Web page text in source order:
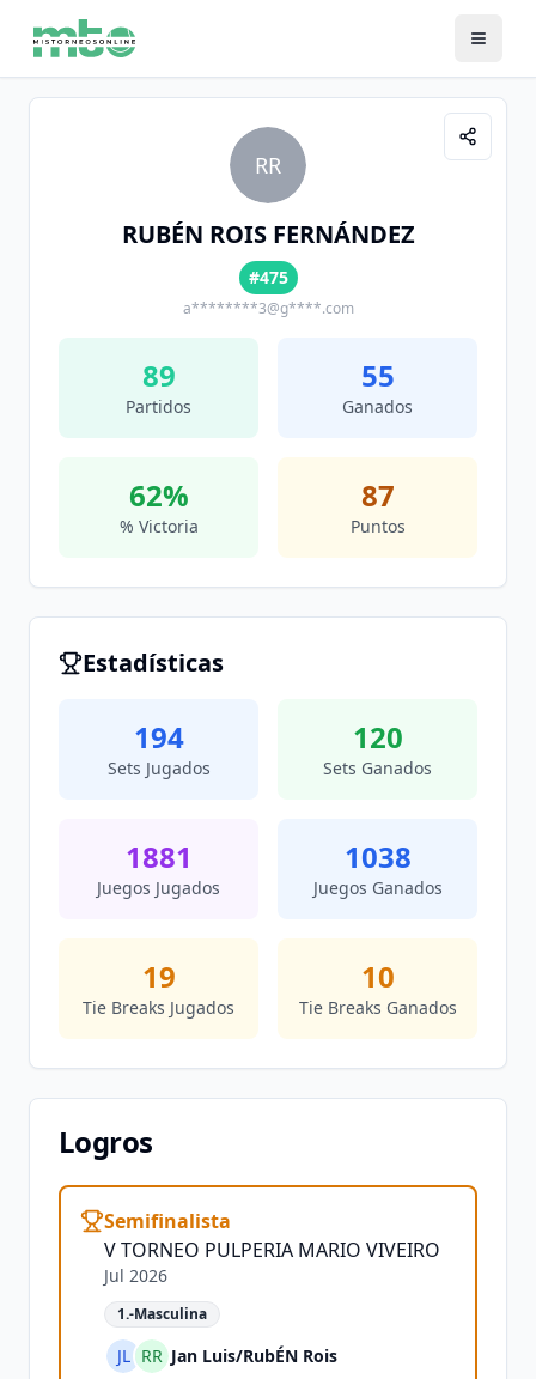
RR
RUBÉN ROIS FERNÁNDEZ
#475
a********3@g****.com
89
Partidos
55
Ganados
62%
% Victoria
87
Puntos
Estadísticas
194
Sets Jugados
120
Sets Ganados
1881
Juegos Jugados
1038
Juegos Ganados
19
Tie Breaks Jugados
10
Tie Breaks Ganados
Logros
Semifinalista
V TORNEO PULPERIA MARIO VIVEIRO
Jul 2026
1.-Masculina
JL RR Jan Luis/RubÉN Rois